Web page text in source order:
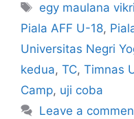
egy maulana vikri
Piala AFF U-18,
Universitas Negri
kedua, TC, Timnas
Camp, uji coba
Leave a